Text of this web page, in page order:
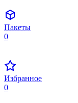
Пакеты
0
Избранное
0